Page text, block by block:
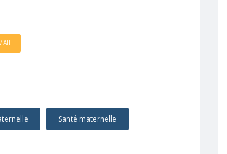
Santé maternelle